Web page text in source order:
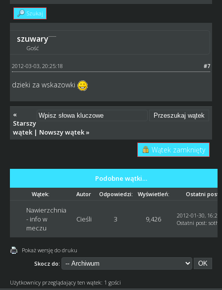
Szukaj
szuwary
Gość
#7
2012-03-03, 20:25:18
dzieki za wskazowki
«
Starszy
wątek| Nowszy wątek»
Wątek zamknięty
Podobne wątki…
Wątek: Autor Odpowiedzi: Wyświetleń: Ostatni post
Nawierzchnia
- info w
meczu
Cieśli 3 9,426
2012-01-30,
Ostatni post: sothis
Pokaż wersję do druku
Skocz do:
Użytkownicy przeglądający ten wątek: 1 gości